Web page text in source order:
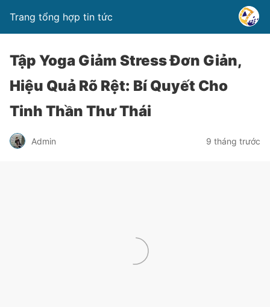
Trang tổng hợp tin tức
Tập Yoga Giảm Stress Đơn Giản,
Hiệu Quả Rõ Rệt: Bí Quyết Cho
Tinh Thần Thư Thái
Admin 9 tháng trước